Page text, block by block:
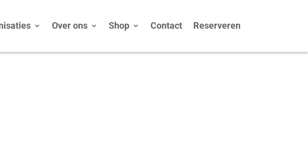
Over ons Shop Contact Reserveren